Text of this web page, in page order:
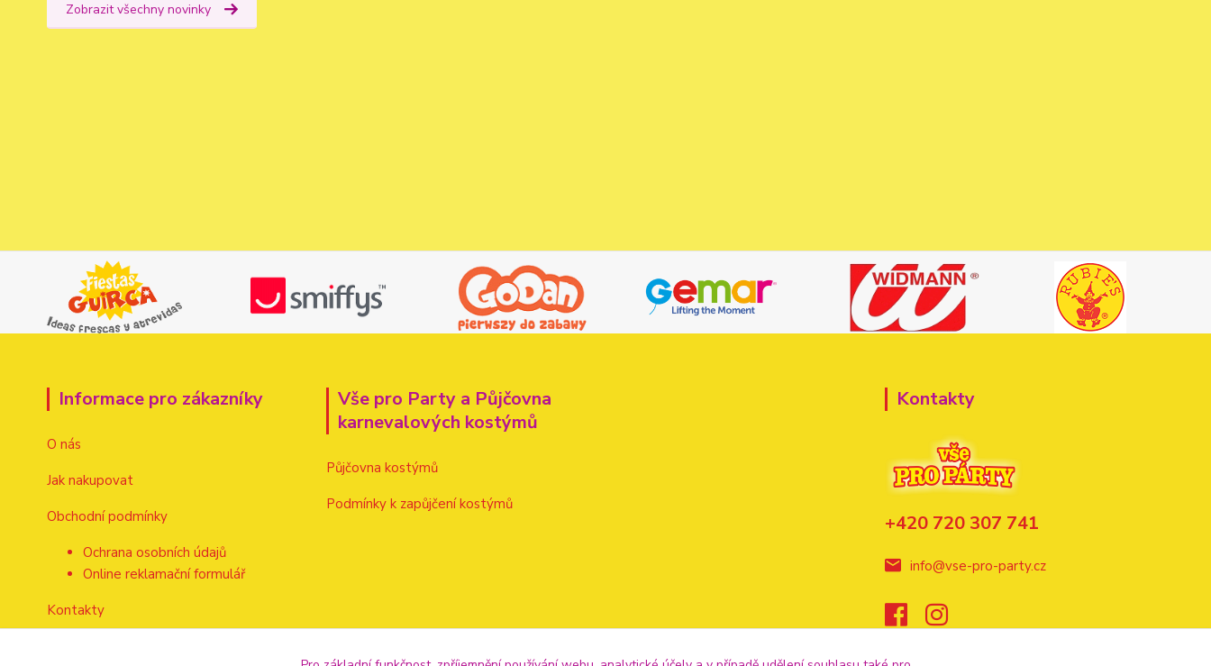
Zobrazit všechny novinky
Informace pro zákazníky
O nás
Jak nakupovat
Obchodní podmínky
Ochrana osobních údajů
Online reklamační formulář
Kontakty
Vše pro Party a Půjčovna
karnevalových kostýmů
Půjčovna kostýmů
Podmínky k zapůjčení kostýmů
Kontakty
+420 720 307 741
info@vse-pro-party.cz